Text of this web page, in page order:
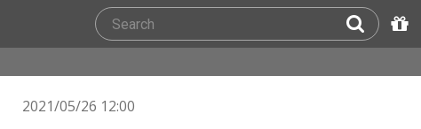
2021/05/26 12:00